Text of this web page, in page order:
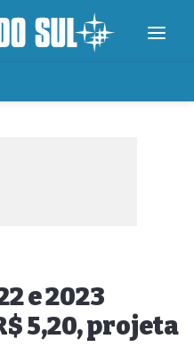
e 2023
5,20, projeta